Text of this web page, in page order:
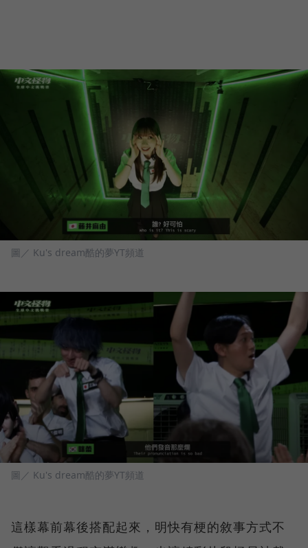
圖／ Ku's dream酷的夢YT頻道
圖／ Ku's dream酷的夢YT頻道
這樣幕前幕後搭配起來，明快有梗的敘事方式不